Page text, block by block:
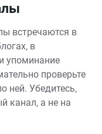
встречаются в
в
упоминание
проверьте
ней. Убедитесь‚
канал‚ а не на